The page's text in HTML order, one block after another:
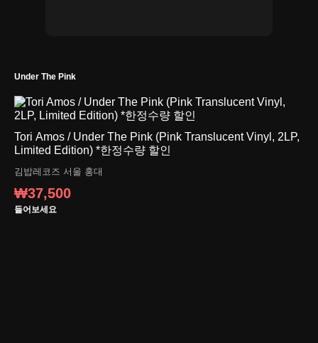
Under The Pink
Tori Amos / Under The Pink (Pink Translucent Vinyl, 2LP,
Limited Edition) *한정수량 할인
김밥레코즈 서울 홍대
₩37,500
들어보세요